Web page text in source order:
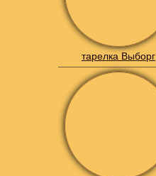
тарелка Выборг